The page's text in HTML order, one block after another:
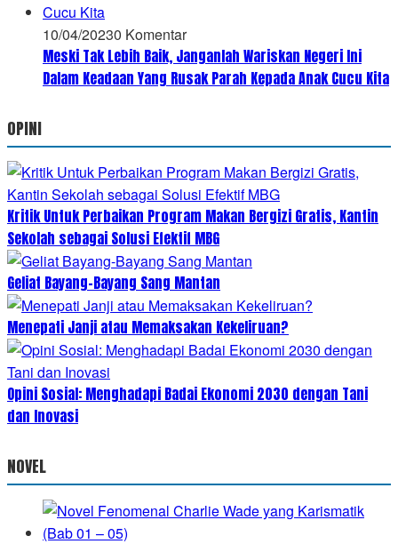
10/04/20230 Komentar
Meski Tak Lebih Baik, Janganlah Wariskan Negeri Ini
Dalam Keadaan Yang Rusak Parah Kepada Anak Cucu Kita
OPINI
Kritik Untuk Perbaikan Program Makan Bergizi Gratis, Kantin
Sekolah sebagai Solusi Efektif MBG
Geliat Bayang-Bayang Sang Mantan
Menepati Janji atau Memaksakan Kekeliruan?
Opini Sosial: Menghadapi Badai Ekonomi 2030 dengan Tani
dan Inovasi
NOVEL